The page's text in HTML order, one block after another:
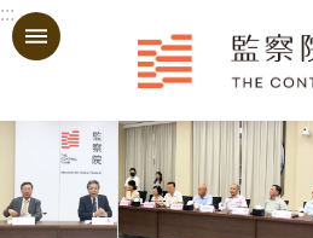
跳到主要內容區塊
:::